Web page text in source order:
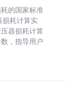
的国家标准
损耗计算实
器损耗计算
，指导用户